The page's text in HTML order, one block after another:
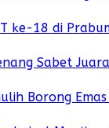
ke-18 di
Sabet
Borong